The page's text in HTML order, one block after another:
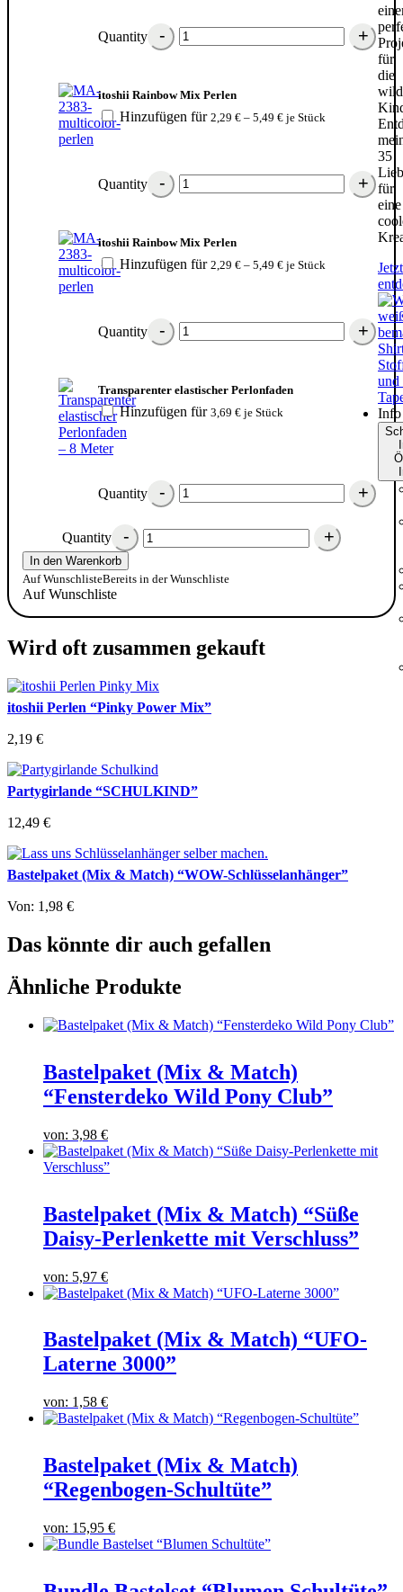
für
die
35
für
eine
Jetzt
Info
Quantity
itoshii Rainbow Mix Perlen
Hinzufügen für 2,29 €– 5,49 € je Stück
Quantity
itoshii Rainbow Mix Perlen
Hinzufügen für 2,29 €– 5,49 € je Stück
Quantity
Transparenter elastischer Perlonfaden
Hinzufügen für 3,69 € je Stück
Quantity
Quantity
In den Warenkorb
Auf WunschlisteBereits in der Wunschliste
Auf Wunschliste
Wird oft zusammen gekauft
itoshii Perlen “Pinky Power Mix”
2,19 €
Partygirlande “SCHULKIND”
12,49 €
Bastelpaket (Mix & Match) “WOW-Schlüsselanhänger”
Von: 1,98 €
Das könnte dir auch gefallen
Ähnliche Produkte
Bastelpaket (Mix & Match)
“Fensterdeko Wild Pony Club”
von: 3,98 €
Bastelpaket (Mix & Match) “Süße
Daisy-Perlenkette mit Verschluss”
von: 5,97 €
Bastelpaket (Mix & Match) “UFO-
Laterne 3000”
von: 1,58 €
Bastelpaket (Mix & Match)
“Regenbogen-Schultüte”
von: 15,95 €